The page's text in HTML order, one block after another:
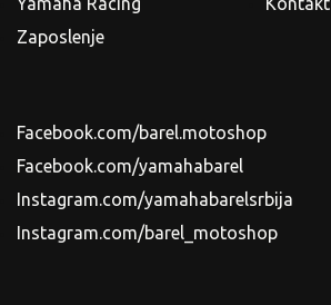
Zaposlenje
Facebook.com/barel.motoshop
Facebook.com/yamahabarel
Instagram.com/yamahabarelsrbija
Instagram.com/barel_motoshop